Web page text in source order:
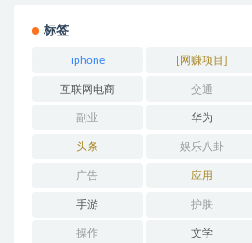
标签
iphone [网赚项目]
互联网电商 交通
副业 华为
头条 娱乐八卦
广告 应用
手游 护肤
操作 文学